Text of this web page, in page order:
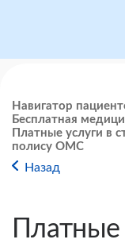
Навигатор
Бесплатная
Платные услуги в
полису ОМС
Назад